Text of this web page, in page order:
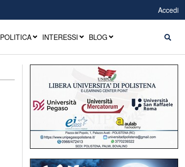
Accedi
POLITICA INTERESSI BLOG